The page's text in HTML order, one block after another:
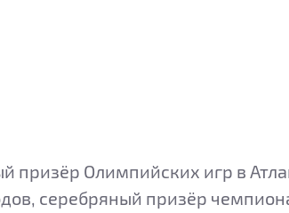
призёр Олимпийских игр в
серебряный призёр